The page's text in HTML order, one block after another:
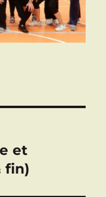
et
fin)